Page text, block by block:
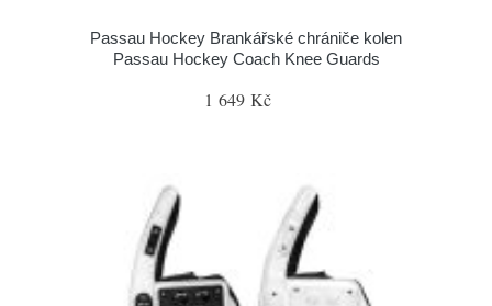
Passau Hockey Brankářské chrániče kolen
Passau Hockey Coach Knee Guards
1 649 Kč